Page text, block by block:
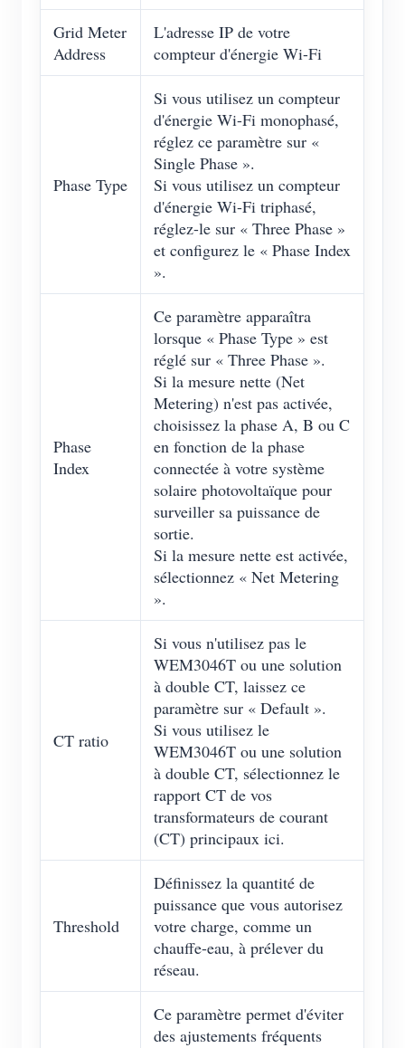
Grid Meter
Address
L'adresse IP de votre
compteur d'énergie Wi-Fi
Phase Type
Si vous utilisez un compteur
d'énergie Wi-Fi monophasé,
réglez ce paramètre sur «
Single Phase ».
Si vous utilisez un compteur
d'énergie Wi-Fi triphasé,
réglez-le sur « Three Phase »
et configurez le « Phase Index
».
Phase
Index
Ce paramètre apparaîtra
lorsque « Phase Type » est
réglé sur « Three Phase ».
Si la mesure nette (Net
Metering) n'est pas activée,
choisissez la phase A, B ou C
en fonction de la phase
connectée à votre système
solaire photovoltaïque pour
surveiller sa puissance de
sortie.
Si la mesure nette est activée,
sélectionnez « Net Metering
».
CT ratio
Si vous n'utilisez pas le
WEM3046T ou une solution
à double CT, laissez ce
paramètre sur « Default ».
Si vous utilisez le
WEM3046T ou une solution
à double CT, sélectionnez le
rapport CT de vos
transformateurs de courant
(CT) principaux ici.
Threshold
Définissez la quantité de
puissance que vous autorisez
votre charge, comme un
chauffe-eau, à prélever du
réseau.
Ce paramètre permet d'éviter
des ajustements fréquents